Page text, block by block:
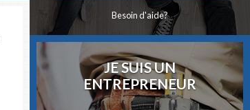
Besoin d'aide?
JE SUIS UN
ENTREPRENEUR